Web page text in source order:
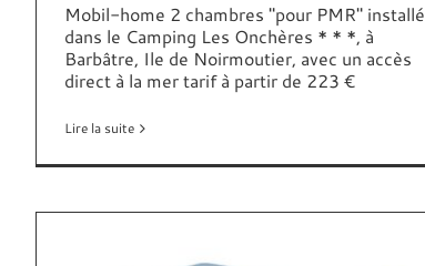
Mobil-home 2 chambres "pour PMR" installé
dans le Camping Les Onchères * * *, à
Barbâtre, Ile de Noirmoutier, avec un accès
direct à la mer tarif à partir de 223 €
Lire la suite